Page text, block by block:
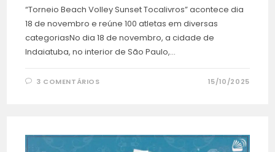
“Torneio Beach Volley Sunset Tocalivros” acontece dia
18 de novembro e reúne 100 atletas em diversas
categoriasNo dia 18 de novembro, a cidade de
Indaiatuba, no interior de São Paulo,…
3 COMENTÁRIOS 15/10/2025